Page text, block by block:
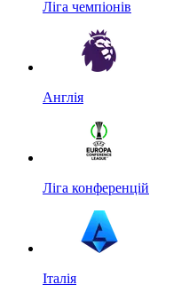
Ліга чемпіонів
Англія
Ліга конференцій
Італія